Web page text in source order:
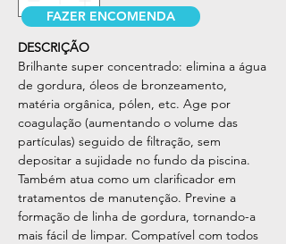
DESCRIÇÃO
Brilhante super concentrado: elimina a água
de gordura, óleos de bronzeamento,
matéria orgânica, pólen, etc. Age por
coagulação (aumentando o volume das
partículas) seguido de filtração, sem
depositar a sujidade no fundo da piscina.
Também atua como um clarificador em
tratamentos de manutenção. Previne a
formação de linha de gordura, tornando-a
mais fácil de limpar. Compatível com todos
FAZER ENCOMENDA